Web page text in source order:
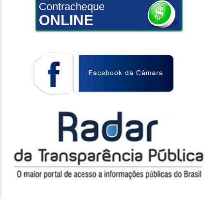
Contracheque
ONLINE